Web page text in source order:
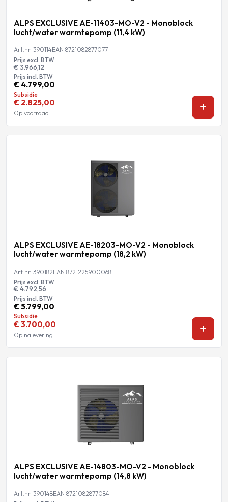
ALPS EXCLUSIVE AE-11403-MO-V2 - Monoblock
lucht/water warmtepomp (11,4 kW)
Art.nr. 390114EAN 8721082877077
Prijs excl. BTW
€ 3.966,12
Prijs incl. BTW
€ 4.799,00
Subsidie
€ 2.825,00
Op voorraad
ALPS EXCLUSIVE AE-18203-MO-V2 - Monoblock
lucht/water warmtepomp (18,2 kW)
Art.nr. 390182EAN 8721225900068
Prijs excl. BTW
€ 4.792,56
Prijs incl. BTW
€ 5.799,00
Subsidie
€ 3.700,00
Op nalevering
ALPS EXCLUSIVE AE-14803-MO-V2 - Monoblock
lucht/water warmtepomp (14,8 kW)
Art.nr. 390148EAN 8721082877084